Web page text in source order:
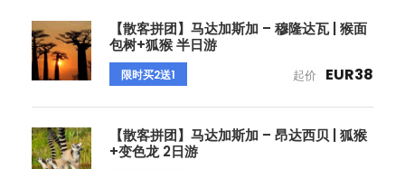
【散客拼团】马达加斯加 – 穆隆达瓦 | 猴面
包树+狐猴 半日游
限时买2送1 起价 EUR38
【散客拼团】马达加斯加 – 昂达西贝 | 狐猴
+变色龙 2日游